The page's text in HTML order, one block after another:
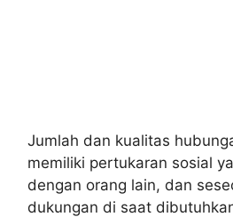
Jumlah dan kualitas
memiliki pertukaran sosial
dengan orang lain, dan
dukungan di saat